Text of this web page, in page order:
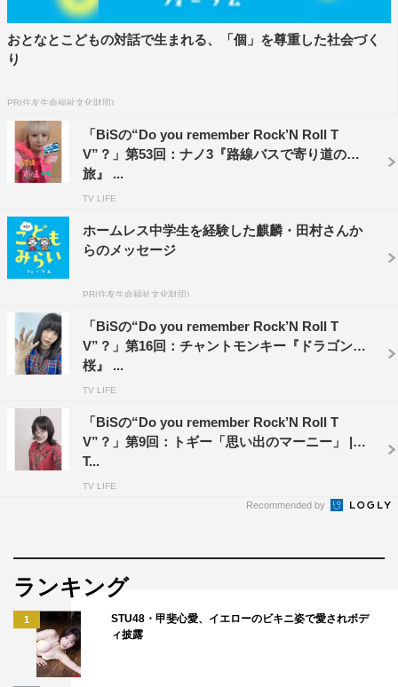
おとなとこどもの対話で生まれる、「個」を尊重した社会づく
り
PR(住友生命福祉文化財団)
「BiSの“Do you remember Rock’N Roll T
V”？」第53回：ナノ3『路線バスで寄り道の
旅』 ...
TV LIFE
ホームレス中学生を経験した麒麟・田村さんか
らのメッセージ
PR(住友生命福祉文化財団)
「BiSの“Do you remember Rock’N Roll T
V”？」第16回：チャントモンキー『ドラゴン
桜』 ...
TV LIFE
「BiSの“Do you remember Rock’N Roll T
V”？」第9回：トギー「思い出のマーニー」 |
T...
TV LIFE
Recommended by
ランキング
1
STU48・甲斐心愛、イエローのビキニ姿で愛されボデ
ィ披露